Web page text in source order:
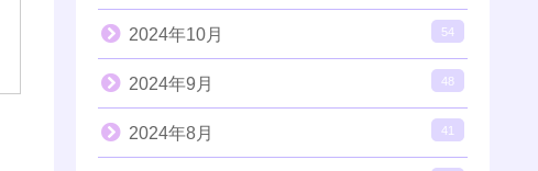
2024年10月 54
2024年9月 48
2024年8月 41